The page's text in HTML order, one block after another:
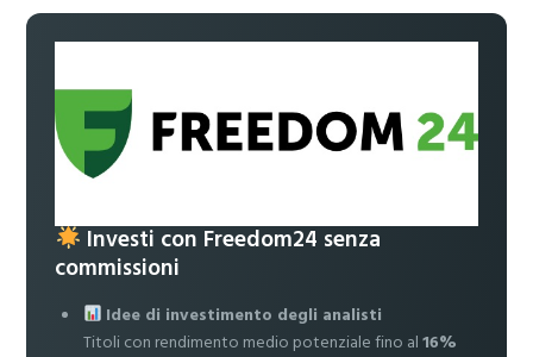
Investi con Freedom24 senza
commissioni
Idee di investimento degli analisti
Titoli con rendimento medio potenziale fino al16%